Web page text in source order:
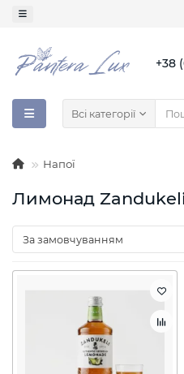
+38
Всі категорії
Напої
Лимонад